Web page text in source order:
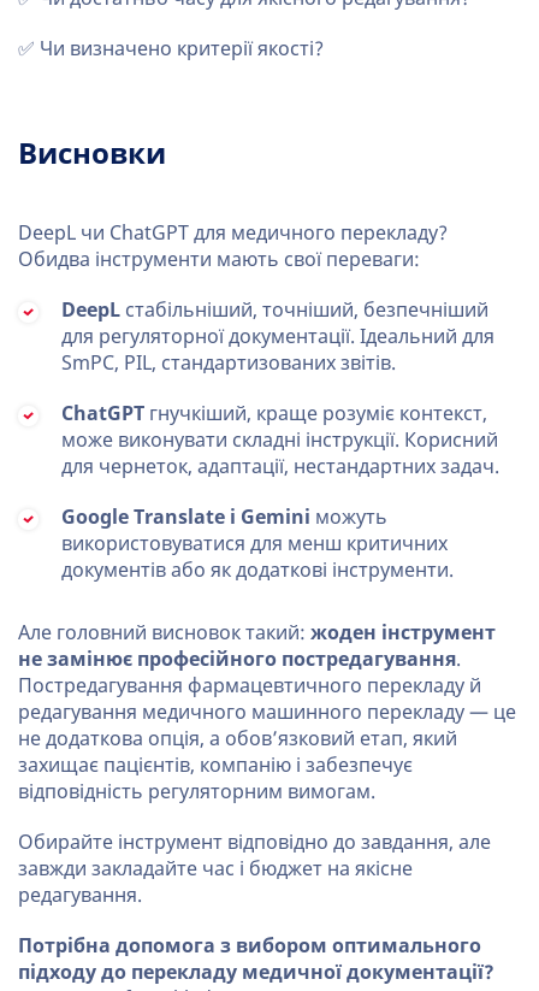
✅ Чи визначено критерії якості?
Висновки
DeepL чи ChatGPT для медичного перекладу?
Обидва інструменти мають свої переваги:
DeepL стабільніший, точніший, безпечніший
для регуляторної документації. Ідеальний для
SmPC, PIL, стандартизованих звітів.
ChatGPT гнучкіший, краще розуміє контекст,
може виконувати складні інструкції. Корисний
для чернеток, адаптації, нестандартних задач.
Google Translate і Gemini можуть
використовуватися для менш критичних
документів або як додаткові інструменти.
Але головний висновок такий: жоден інструмент
не замінює професійного постредагування.
Постредагування фармацевтичного перекладу й
редагування медичного машинного перекладу — це
не додаткова опція, а обов’язковий етап, який
захищає пацієнтів, компанію і забезпечує
відповідність регуляторним вимогам.
Обирайте інструмент відповідно до завдання, але
завжди закладайте час і бюджет на якісне
редагування.
Потрібна допомога з вибором оптимального
підходу до перекладу медичної документації?